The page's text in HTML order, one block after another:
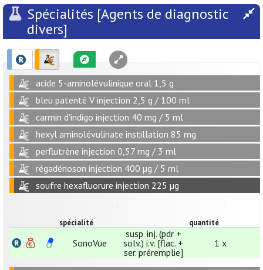
Spécialités [Agents de diagnostic
divers]
acide 5-aminolévulinique oral 1,5 g
bleu patenté V injection 2,5 g / 100 ml
carmin d'indigo injection 40 mg / 5 ml
hexyl aminolévulinate instillation 85 mg
perflutrène injection 0,57 mg / 3 ml
régadénoson injection 400 µg / 5 ml
soufre hexafluorure injection 225 µg
spécialité quantité
SonoVue
susp. inj. (pdr +
solv.) i.v. [flac. +
ser. préremplie]
1 x